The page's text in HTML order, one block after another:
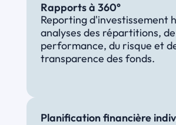
Rapports à 360°
Reporting d'investissement
analyses des répartitions,
performance, du risque et
transparence des fonds.
Planification financière